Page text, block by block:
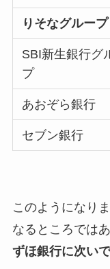
りそなグループ
SBI新生銀行グ
プ
あおぞら銀行
セブン銀行
このようになり
なるところでは
ずほ銀行に次い